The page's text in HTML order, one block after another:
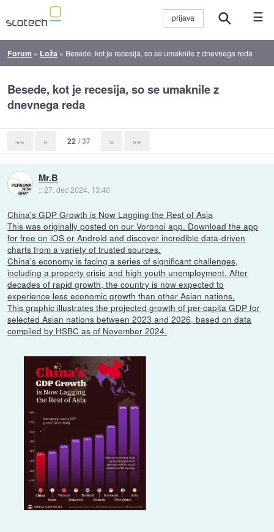
☰
Forum » Loža » Besede, kot je recesija, so se umaknile z dnevnega reda
Besede, kot je recesija, so se umaknile z
dnevnega reda
«« « 22 / 37 » »»
Mr.B
::27. dec 2024, 13:40
China's GDP Growth is Now Lagging the Rest of Asia
This was originally posted on our Voronoi app. Download the app
for free on iOS or Android and discover incredible data-driven
charts from a variety of trusted sources.
China's economy is facing a series of significant challenges,
including a property crisis and high youth unemployment. After
decades of rapid growth, the country is now expected to
experience less economic growth than other Asian nations.
This graphic illustrates the projected growth of per-capita GDP for
selected Asian nations between 2023 and 2026, based on data
compiled by HSBC as of November 2024.